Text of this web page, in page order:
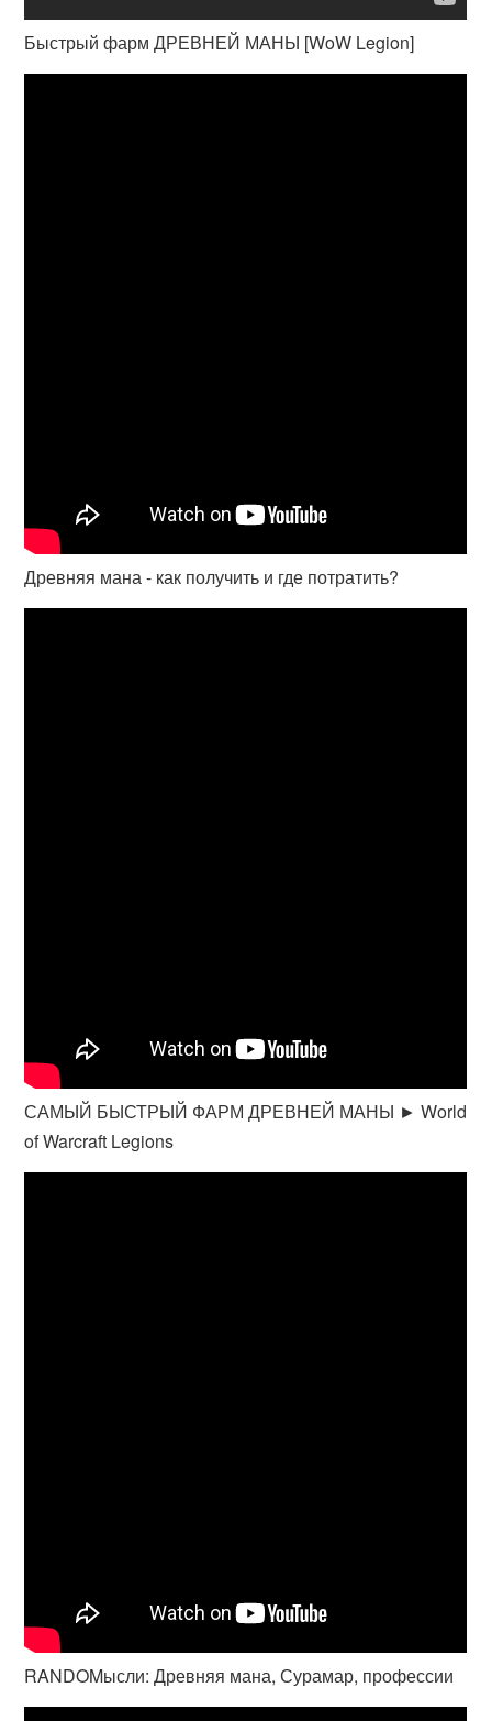
Быстрый фарм ДРЕВНЕЙ МАНЫ [WoW Legion]
Древняя мана - как получить и где потратить?
САМЫЙ БЫСТРЫЙ ФАРМ ДРЕВНЕЙ МАНЫ ► World
of Warcraft Legions
RANDOMысли: Древняя мана, Сурамар, профессии